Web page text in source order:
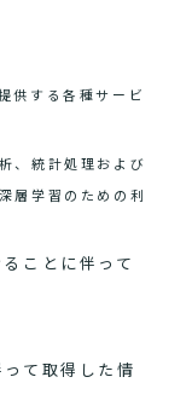
供する各種サービ
、統計処理および
層学習のための利
ことに伴って
て取得した情